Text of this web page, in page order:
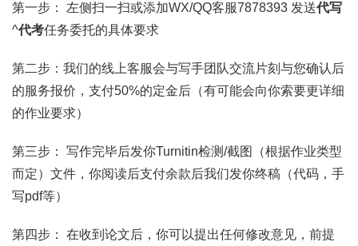
第一步： 左侧扫一扫或添加WX/QQ客服7878393 发送代写
^代考任务委托的具体要求
第二步：我们的线上客服会与写手团队交流片刻与您确认后
的服务报价，支付50%的定金后（有可能会向你索要更详细
的作业要求）
第三步： 写作完毕后发你Turnitin检测/截图（根据作业类型
而定）文件，你阅读后支付余款后我们发你终稿（代码，手
写pdf等）
第四步： 在收到论文后，你可以提出任何修改意见，前提